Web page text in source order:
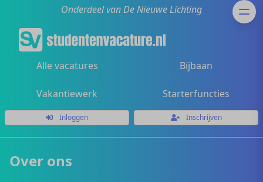
Onderdeel van De Nieuwe Lichting
Alle vacatures Bijbaan
Vakantiewerk Starterfuncties
Inloggen Inschrijven
Over ons